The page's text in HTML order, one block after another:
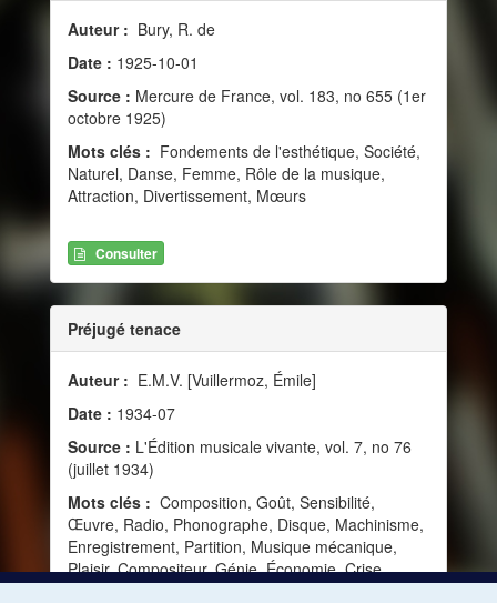
Auteur : Bury, R. de
Date : 1925-10-01
Source : Mercure de France, vol. 183, no 655 (1er
octobre 1925)
Mots clés : Fondements de l'esthétique, Société,
Naturel, Danse, Femme, Rôle de la musique,
Attraction, Divertissement, Mœurs
Consulter
Préjugé tenace
Auteur : E.M.V. [Vuillermoz, Émile]
Date : 1934-07
Source : L'Édition musicale vivante, vol. 7, no 76
(juillet 1934)
Mots clés : Composition, Goût, Sensibilité,
Œuvre, Radio, Phonographe, Disque, Machinisme,
Enregistrement, Partition, Musique mécanique,
Plaisir, Compositeur, Génie, Économie, Crise,
Droits d'auteur, Rôle de la musique, Attraction,